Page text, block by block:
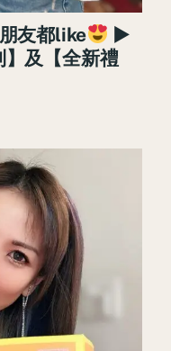
友都like
►
及【全新禮